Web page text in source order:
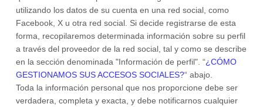
utilizando los datos de su cuenta en una red social, como
Facebook, X u otra red social. Si decide registrarse de esta
forma, recopilaremos determinada información sobre su perfil
a través del proveedor de la red social, tal y como se describe
en la sección denominada "Información de perfil". “¿CÓMO
GESTIONAMOS SUS ACCESOS SOCIALES?“ abajo.
Toda la información personal que nos proporcione debe ser
verdadera, completa y exacta, y debe notificarnos cualquier